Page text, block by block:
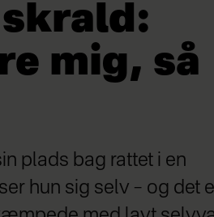
mig, så
plads bag rattet i en
hun sig selv – og det